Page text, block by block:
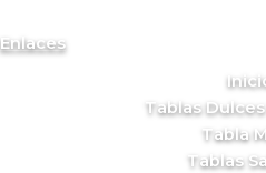
Enlaces
Tablas
Tabla
Tablas